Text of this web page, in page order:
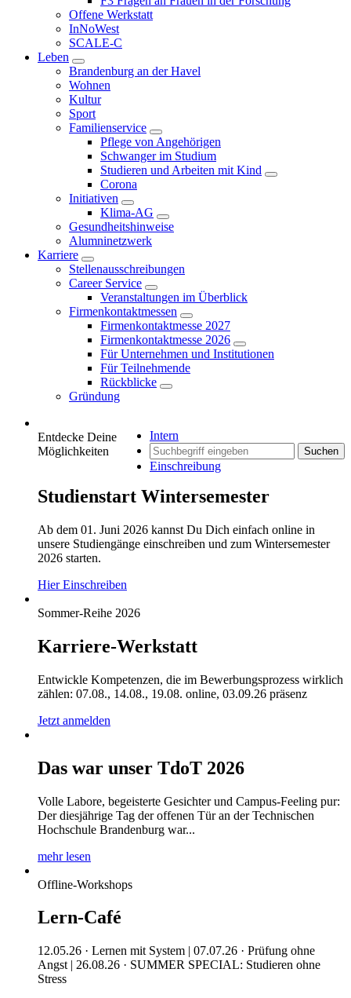
Offene Werkstatt
InNoWest
SCALE-C
Leben
Brandenburg an der Havel
Wohnen
Kultur
Sport
Familienservice
Pflege von Angehörigen
Schwanger im Studium
Studieren und Arbeiten mit Kind
Corona
Initiativen
Klima-AG
Gesundheitshinweise
Alumninetzwerk
Karriere
Stellenausschreibungen
Career Service
Veranstaltungen im Überblick
Firmenkontaktmessen
Firmenkontaktmesse 2027
Firmenkontaktmesse 2026
Für Unternehmen und Institutionen
Für Teilnehmende
Rückblicke
Gründung
Intern
Suchen
Einschreibung
Entdecke Deine
Möglichkeiten
Studienstart Wintersemester
Ab dem 01. Juni 2026 kannst Du Dich einfach online in
unsere Studiengänge einschreiben und zum Wintersemester
2026 starten.
Hier Einschreiben
Sommer-Reihe 2026
Karriere-Werkstatt
Entwickle Kompetenzen, die im Bewerbungsprozess wirklich
zählen: 07.08., 14.08., 19.08. online, 03.09.26 präsenz
Jetzt anmelden
Das war unser TdoT 2026
Volle Labore, begeisterte Gesichter und Campus-Feeling pur:
Der diesjährige Tag der offenen Tür an der Technischen
Hochschule Brandenburg war...
mehr lesen
Offline-Workshops
Lern-Café
12.05.26 · Lernen mit System | 07.07.26 · Prüfung ohne
Angst | 26.08.26 · SUMMER SPECIAL: Studieren ohne
Stress